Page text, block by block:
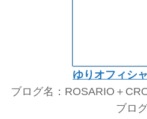
ゆりオフィシ
ブログ名：ROSARIO＋
ブロ